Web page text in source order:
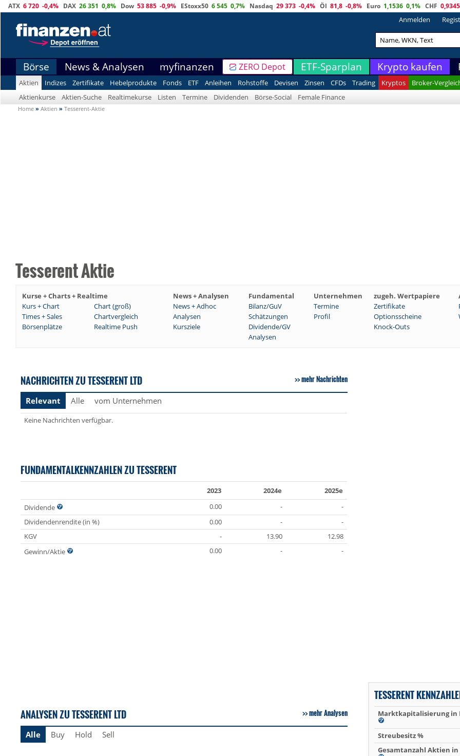
ATX 6 720 -0,4% DAX 26 351 0,8% Dow 53 885 -0,9% EStoxx50 6 545 0,7% Nasdaq 29 373 -0,4% Öl 81,8 -0,8% Euro 1,1536 0,1% CHF 0,9345
Anmelden
Börse News & Analysen myfinanzen ZERO Depot ETF-Sparplan Krypto kaufen
Aktien Indizes Zertifikate Hebelprodukte Fonds ETF Anleihen Rohstoffe Devisen Zinsen CFDs Trading Kryptos
Broker-
Aktienkurse
Aktien-Suche Realtimekurse Listen Termine Dividenden Börse-Social Female Finance
Home » Aktien » Tesserent-Aktie
Tesserent Aktie
Kurse + Charts + Realtime News + Analysen Fundamental Unternehmen zugeh. Wertpapiere
Kurs + Chart
Chart (groß) News + Adhoc Bilanz/GuV Termine Zertifikate
Times + Sales
Chartvergleich Analysen Schätzungen Profil Optionsscheine
Börsenplätze
Realtime Push Kursziele Dividende/GV
Knock-Outs
Analysen
NACHRICHTEN ZU TESSERENT LTD mehr Nachrichten
Relevant Alle vom Unternehmen
Keine Nachrichten verfügbar.
FUNDAMENTALKENNZAHLEN ZU TESSERENT
2023 2024e
2025e
Dividende
0.00 -
-
Dividendenrendite (in %)
0.00 -
-
KGV
- 13.90
12.98
Gewinn/Aktie
0.00 - -
ANALYSEN ZU TESSERENT LTD mehr Analysen
Alle Buy Hold Sell
TESSERENT
Marktkapitalisierung in
Streubesitz %
Gesamtanzahl Aktien in